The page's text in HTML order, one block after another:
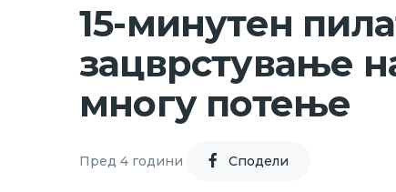
15-минутен
зацврстување
многу потење
Пред 4 години Cподели